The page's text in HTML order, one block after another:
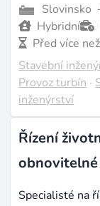
Slovinsko
Hybridní
Před více
Stavební
Provoz turbín ·
inženýrství
Řízení
Specialisté na